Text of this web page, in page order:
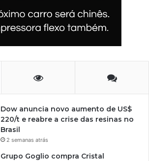
Dow anuncia novo aumento de US$
220/t e reabre a crise das resinas no
Brasil
2 semanas atrás
Grupo Goglio compra Cristal